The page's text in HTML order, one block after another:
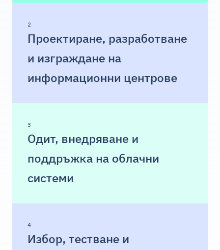
2
Проектиране, разработване
и изграждане на
информационни центрове
3
Одит, внедряване и
поддръжка на облачни
системи
4
Избор, тестване и